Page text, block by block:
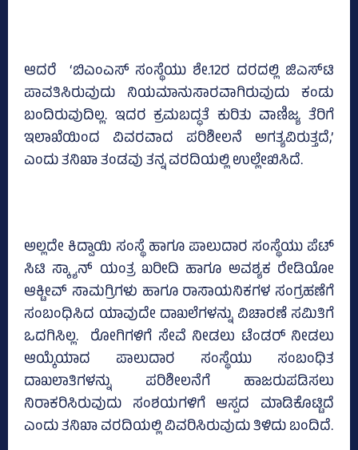
ಆದರೆ ‘ಬಿಎಂಎಸ್‌ ಸಂಸ್ಥೆಯು ಶೇ.12ರ ದರದಲ್ಲಿ ಜಿಎಸ್‌ಟಿ
ಪಾವತಿಸಿರುವುದು ನಿಯಮಾನುಸಾರವಾಗಿರುವುದು ಕಂಡು
ಬಂದಿರುವುದಿಲ್ಲ. ಇದರ ಕ್ರಮಬದ್ಧತೆ ಕುರಿತು ವಾಣಿಜ್ಯ ತೆರಿಗೆ
ಇಲಾಖೆಯಿಂದ ವಿವರವಾದ ಪರಿಶೀಲನೆ ಅಗತ್ಯವಿರುತ್ತದೆ,’
ಎಂದು ತನಿಖಾ ತಂಡವು ತನ್ನ ವರದಿಯಲ್ಲಿ ಉಲ್ಲೇಖಿಸಿದೆ.
ಅಲ್ಲದೇ ಕಿದ್ವಾಯಿ ಸಂಸ್ಥೆ ಹಾಗೂ ಪಾಲುದಾರ ಸಂಸ್ಥೆಯು ಪೆಟ್‌
ಸಿಟಿ ಸ್ಕ್ಯಾನ್‌ ಯಂತ್ರ ಖರೀದಿ ಹಾಗೂ ಅವಶ್ಯಕ ರೇಡಿಯೋ
ಆಕ್ಟೀವ್‌ ಸಾಮಗ್ರಿಗಳು ಹಾಗೂ ರಾಸಾಯನಿಕಗಳ ಸಂಗ್ರಹಣೆಗೆ
ಸಂಬಂಧಿಸಿದ ಯಾವುದೇ ದಾಖಲೆಗಳನ್ನು ವಿಚಾರಣೆ ಸಮಿತಿಗೆ
ಒದಗಿಸಿಲ್ಲ. ರೋಗಿಗಳಿಗೆ ಸೇವೆ ನೀಡಲು ಟೆಂಡರ್‌ ನೀಡಲು
ಆಯ್ಕೆಯಾದ ಪಾಲುದಾರ ಸಂಸ್ಥೆಯು ಸಂಬಂಧಿತ
ದಾಖಲಾತಿಗಳನ್ನು ಪರಿಶೀಲನೆಗೆ ಹಾಜರುಪಡಿಸಲು
ನಿರಾಕರಿಸಿರುವುದು ಸಂಶಯಗಳಿಗೆ ಆಸ್ಪದ ಮಾಡಿಕೊಟ್ಟಿದೆ
ಎಂದು ತನಿಖಾ ವರದಿಯಲ್ಲಿ ವಿವರಿಸಿರುವುದು ತಿಳಿದು ಬಂದಿದೆ.